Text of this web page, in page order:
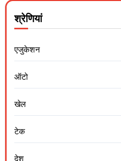
श्रेणियां
एजुकेशन
ऑटो
खेल
टेक
देश